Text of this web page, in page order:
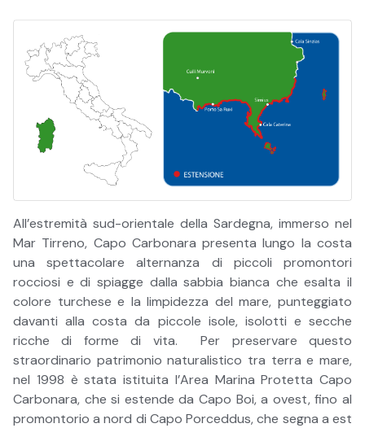
All’estremità sud-orientale della Sardegna, immerso nel
Mar Tirreno, Capo Carbonara presenta lungo la costa
una spettacolare alternanza di piccoli promontori
rocciosi e di spiagge dalla sabbia bianca che esalta il
colore turchese e la limpidezza del mare, punteggiato
davanti alla costa da piccole isole, isolotti e secche
ricche di forme di vita. Per preservare questo
straordinario patrimonio naturalistico tra terra e mare,
nel 1998 è stata istituita l’Area Marina Protetta Capo
Carbonara, che si estende da Capo Boi, a ovest, fino al
promontorio a nord di Capo Porceddus, che segna a est